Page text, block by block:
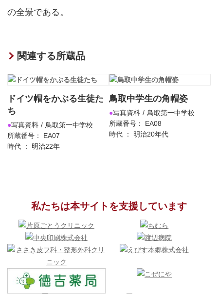
の全景である。
関連する所蔵品
ドイツ帽をかぶる生徒た
ち
写真資料
鳥取第一中学校
所蔵番号： EA07
時代 ： 明治22年
鳥取中学生の角帽姿
写真資料
鳥取第一中学校
所蔵番号： EA08
時代 ： 明治20年代
私たちは本サイトを支援しています